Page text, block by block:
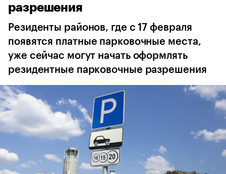
разрешения
Резиденты районов, где с 17 февраля
появятся платные парковочные места,
уже сейчас могут начать оформлять
резидентные парковочные разрешения